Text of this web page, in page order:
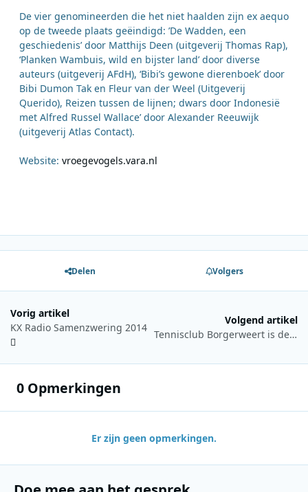
De vier genomineerden die het niet haalden zijn ex aequo
op de tweede plaats geëindigd: ’De Wadden, een
geschiedenis’ door Matthijs Deen (uitgeverij Thomas Rap),
‘Planken Wambuis, wild en bijster land’ door diverse
auteurs (uitgeverij AFdH), ‘Bibi’s gewone dierenboek’ door
Bibi Dumon Tak en Fleur van der Weel (Uitgeverij
Querido), Reizen tussen de lijnen; dwars door Indonesië
met Alfred Russel Wallace’ door Alexander Reeuwijk
(uitgeverij Atlas Contact).
Website: vroegevogels.vara.nl
Delen Volgers
Vorig artikel
KX Radio Samenzwering 2014
Volgend artikel
Tennisclub Borgerweert is de Studio Brussel Sportclub 2014
0 Opmerkingen
Er zijn geen opmerkingen.